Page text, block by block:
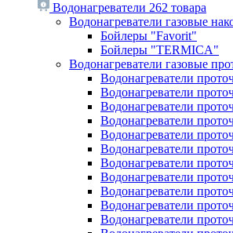
Водонагреватели 262 товара
Водонагреватели газовые
Бойлеры "Favorit"
Бойлеры "TERMICA"
Водонагреватели газовые
Водонагреватели
Водонагреватели
Водонагреватели
Водонагреватели
Водонагреватели
Водонагреватели
Водонагреватели
Водонагреватели
Водонагреватели
Водонагреватели
Водонагреватели